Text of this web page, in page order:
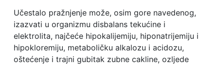
Učestalo pražnjenje može, osim gore navedenog,
izazvati u organizmu disbalans tekućine i
elektrolita, najčeće hipokalijemiju, hiponatrijemiju i
hipokloremiju, metaboličku alkalozu i acidozu,
oštećenje i trajni gubitak zubne cakline, ozljede